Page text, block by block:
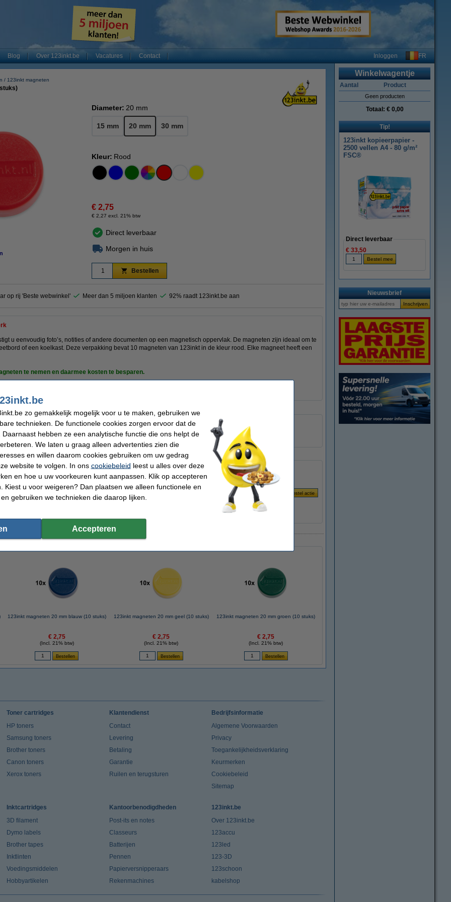
Blog Over 123inkt.be Vacatures Contact Inloggen FR
123inkt magneten
Diameter: 20 mm
15 mm 20 mm 30 mm
Kleur: Rood
€ 2,75
€ 2,27 excl. 21% btw
Direct leverbaar
Morgen in huis
Bestellen
op rij 'Beste webwinkel' Meer dan 5 miljoen klanten 92% raadt 123inkt.be aan
u eenvoudig foto’s, notities of andere documenten op een magnetisch oppervlak. De magneten zijn ideaal om te
of een koelkast. Deze verpakking bevat 10 magneten van 123inkt in de kleur rood. Elke magneet heeft een
te nemen en daarmee kosten te besparen.
100% garantie.
Kleur:
magneten Hechtkracht:
0,5 kg
10 stuk(s)
magneten 20 mm rood (10 stuks)
artikel ook besteld hebben
123inkt magneten 20 mm blauw (10 stuks)
€ 2,75
(Incl. 21% btw)
123inkt magneten 20 mm geel (10 stuks)
€ 2,75
(Incl. 21% btw)
123inkt magneten 20 mm groen (10 stuks)
€ 2,75
(Incl. 21% btw)
Winkelwagentje
Aantal Product
Geen producten
Totaal: € 0,00
Tip!
123inkt kopieerpapier -
2500 vellen A4 - 80 g/m²
FSC®
Direct leverbaar
€ 33,50
Nieuwsbrief
Toner cartridges
HP toners
Samsung toners
Brother toners
Canon toners
Xerox toners
Klantendienst
Contact
Levering
Betaling
Garantie
Ruilen en terugsturen
Bedrijfsinformatie
Algemene Voorwaarden
Privacy
Toegankelijkheidsverklaring
Keurmerken
Cookiebeleid
Sitemap
Inktcartridges
3D filament
Dymo labels
Brother tapes
Inktlinten
Voedingsmiddelen
Hobbyartikelen
Kantoorbenodigdheden
Post-its en notes
Classeurs
Batterijen
Pennen
Papierversnipperaars
Rekenmachines
123inkt.be
Over 123inkt.be
123accu
123led
123-3D
123schoon
kabelshop
zo gemakkelijk mogelijk voor u te maken, gebruiken we
technieken. De functionele cookies zorgen ervoor dat de
hebben ze een analytische functie die ons helpt de
We laten u graag alleen advertenties zien die
en willen daarom cookies gebruiken om uw gedrag
website te volgen. In ons cookiebeleid leest u alles over deze
en hoe u uw voorkeuren kunt aanpassen. Klik op accepteren
Kiest u voor weigeren? Dan plaatsen we alleen functionele en
gebruiken we technieken die daarop lijken.
Accepteren